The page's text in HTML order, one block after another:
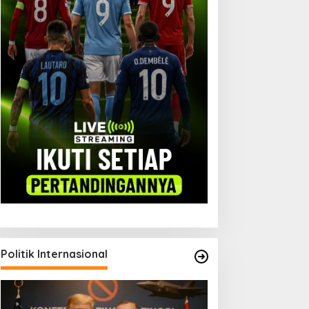
Selat Hormuz
Pembuatan Konten
Diplomasi Parlemen: Jalan
Baru Ekspor Garut
Politik Internasional